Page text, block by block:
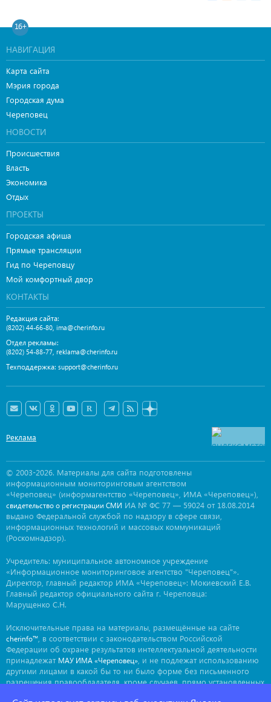
16+
НАВИГАЦИЯ
Карта сайта
Мэрия города
Городская дума
Череповец
НОВОСТИ
Происшествия
Власть
Экономика
Отдых
ПРОЕКТЫ
Городская афиша
Прямые трансляции
Гид по Череповцу
Мой комфортный двор
КОНТАКТЫ
Редакция сайта:
(8202) 44-66-80, ima@cherinfo.ru
Отдел рекламы:
(8202) 54-88-77, reklama@cherinfo.ru
Техподдержка: support@cherinfo.ru
Реклама
© 2003-2026. Материалы для сайта подготовлены
информационным мониторинговым агентством
«Череповец» (информагентство «Череповец», ИМА «Череповец»),
свидетельство о регистрации СМИ ИА № ФС 77 — 59024 от 18.08.2014
выдано Федеральной службой по надзору в сфере связи,
информационных технологий и массовых коммуникаций
(Роскомнадзор).
Учредитель: муниципальное автономное учреждение
«Информационное мониторинговое агентство "Череповец"».
Директор, главный редактор ИМА «Череповец»: Мокиевский Е.В.
Главный редактор официального сайта г. Череповца:
Марущенко С.Н.
Исключительные права на материалы, размещённые на сайте
cherinfo™ , в соответствии с законодательством Российской
Федерации об охране результатов интеллектуальной деятельности
принадлежат МАУ ИМА «Череповец» , и не подлежат использованию
другими лицами в какой бы то ни было форме без письменного
разрешения правообладателя, кроме случаев, прямо установленных